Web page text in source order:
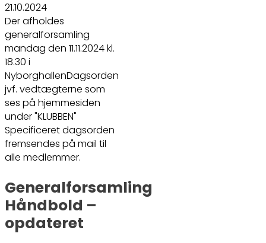
21.10.2024
Der afholdes
generalforsamling
mandag den 11.11.2024 kl.
18.30 i
NyborghallenDagsorden
jvf. vedtægterne som
ses på hjemmesiden
under "KLUBBEN"
Specificeret dagsorden
fremsendes på mail til
alle medlemmer.
Generalforsamling
Håndbold –
opdateret